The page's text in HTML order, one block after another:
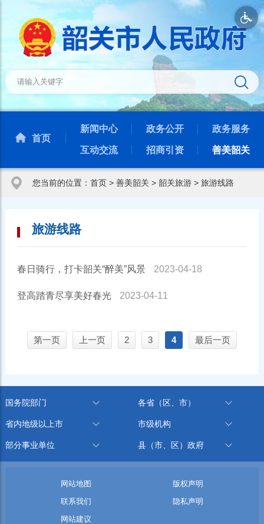
首页
新闻中心 政务公开 政务服务
互动交流 招商引资 善美韶关
您当前的位置： 首页> 善美韶关> 韶关旅游> 旅游线路
旅游线路
春日骑行，打卡韶关“醉美”风景 2023-04-18
登高踏青尽享美好春光 2023-04-11
第一页 上一页 2 3 4 最后一页
国务院部门 各省（区、市）
省内地级以上市 市级机构
部分事业单位 县（市、区）政府
网站地图
版权声明
联系我们
隐私声明
网站建议